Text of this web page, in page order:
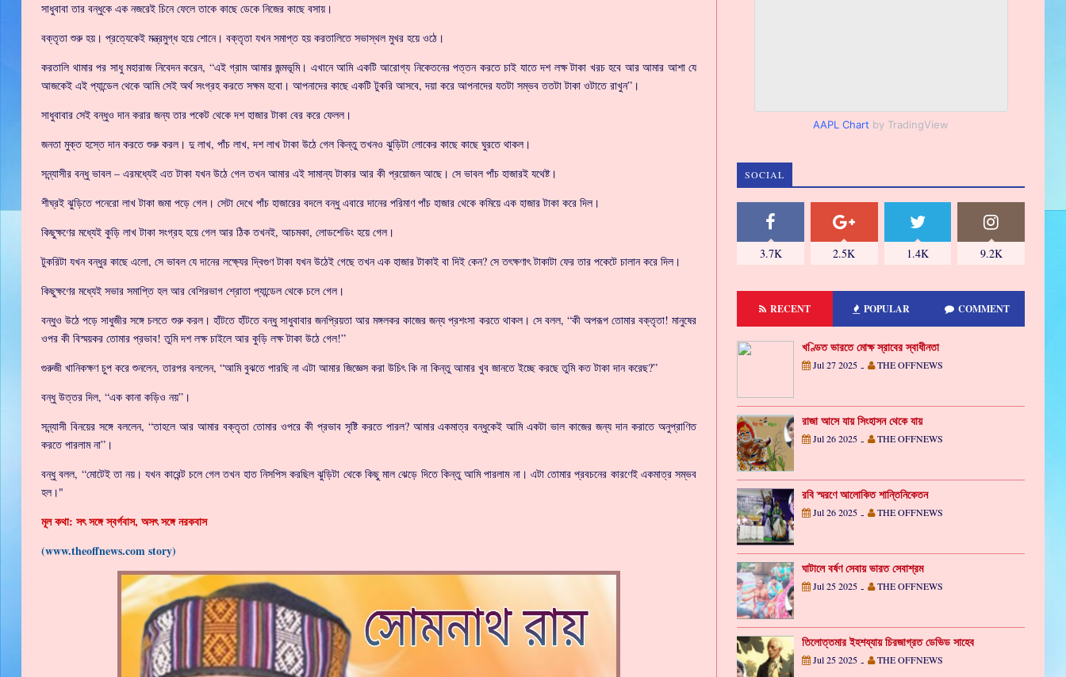
সাধুবাবা তার বন্ধুকে এক নজরেই চিনে ফেলে তাকে কাছে ডেকে নিজের কাছে বসায়।
বক্তৃতা শুরু হয়। প্রত্যেকেই মন্ত্রমুগ্ধ হয়ে শোনে। বক্তৃতা যখন সমাপ্ত হয় করতালিতে সভাস্থল মুখর হয়ে ওঠে।
করতালি থামার পর সাধু মহারাজ নিবেদন করেন, “এই গ্রাম আমার জন্মভূমি। এখানে আমি একটি আরোগ্য নিকেতনের পত্তন করতে চাই যাতে দশ লক্ষ টাকা খরচ হবে আর আমার আশা যে
আজকেই এই প্যান্ডেল থেকে আমি সেই অর্থ সংগ্রহ করতে সক্ষম হবো। আপনাদের কাছে একটি টুকরি আসবে, দয়া করে আপনাদের যতটা সম্ভব ততটা টাকা ওটাতে রাখুন”।
সাধুবাবার সেই বন্ধুও দান করার জন্য তার পকেট থেকে দশ হাজার টাকা বের করে ফেলল।
জনতা মুক্ত হস্তে দান করতে শুরু করল। দু লাখ, পাঁচ লাখ, দশ লাখ টাকা উঠে গেল কিন্তু তখনও ঝুড়িটা লোকের কাছে কাছে ঘুরতে থাকল।
সন্ন্যাসীর বন্ধু ভাবল – এরমধ্যেই এত টাকা যখন উঠে গেল তখন আমার এই সামান্য টাকার আর কী প্রয়োজন আছে। সে ভাবল পাঁচ হাজারই যথেষ্ট।
শীঘ্রই ঝুড়িতে পনেরো লাখ টাকা জমা পড়ে গেল। সেটা দেখে পাঁচ হাজারের বদলে বন্ধু এবারে দানের পরিমাণ পাঁচ হাজার থেকে কমিয়ে এক হাজার টাকা করে দিল।
কিছুক্ষণের মধ্যেই কুড়ি লাখ টাকা সংগ্রহ হয়ে গেল আর ঠিক তখনই, আচমকা, লোডশেডিং হয়ে গেল।
টুকরিটা যখন বন্ধুর কাছে এলো, সে ভাবল যে দানের লক্ষ্যের দ্বিগুণ টাকা যখন উঠেই গেছে তখন এক হাজার টাকাই বা দিই কেন? সে তৎক্ষণাৎ টাকাটা ফের তার পকেটে চালান করে দিল।
কিছুক্ষণের মধ্যেই সভার সমাপ্তি হল আর বেশিরভাগ শ্রোতা প্যান্ডেল থেকে চলে গেল।
বন্ধুও উঠে পড়ে সাধুজীর সঙ্গে চলতে শুরু করল। হাঁটতে হাঁটতে বন্ধু সাধুবাবার জনপ্রিয়তা আর মঙ্গলকর কাজের জন্য প্রশংসা করতে থাকল। সে বলল, “কী অপরূপ তোমার বক্তৃতা! মানুষের
ওপর কী বিস্ময়কর তোমার প্রভাব! তুমি দশ লক্ষ চাইলে আর কুড়ি লক্ষ টাকা উঠে গেল!”
গুরুজী খানিকক্ষণ চুপ করে শুনলেন, তারপর বললেন, “আমি বুঝতে পারছি না এটা আমার জিজ্ঞেস করা উচিৎ কি না কিন্তু আমার খুব জানতে ইচ্ছে করছে তুমি কত টাকা দান করেছ?”
বন্ধু উত্তর দিল, “এক কানা কড়িও নয়”।
সন্ন্যাসী বিনয়ের সঙ্গে বললেন, “তাহলে আর আমার বক্তৃতা তোমার ওপরে কী প্রভাব সৃষ্টি করতে পারল? আমার একমাত্র বন্ধুকেই আমি একটা ভাল কাজের জন্য দান করাতে অনুপ্রাণিত
করতে পারলাম না”।
বন্ধু বলল, “মোটেই তা নয়। যখন কারেন্ট চলে গেল তখন হাত নিসপিস করছিল ঝুড়িটা থেকে কিছু মাল ঝেড়ে দিতে কিন্তু আমি পারলাম না। এটা তোমার প্রবচনের কারণেই একমাত্র সম্ভব
হল।"
মূল কথা: সৎ সঙ্গে স্বর্গবাস, অসৎ সঙ্গে নরকবাস
(www.theoffnews.com story)
AAPL Chart by TradingView
SOCIAL
3.7K 2.5K 1.4K 9.2K
RECENT POPULAR COMMENT
খণ্ডিত ভারতে মোক্ষ স্রাবের স্বাধীনতা
Jul 27 2025 - THE OFFNEWS
রাজা আসে যায় সিংহাসন থেকে যায়
Jul 26 2025 - THE OFFNEWS
রবি স্মরণে আলোকিত শান্তিনিকেতন
Jul 26 2025 - THE OFFNEWS
ঘাটালে বর্ষণ সেবায় ভারত সেবাশ্রম
Jul 25 2025 - THE OFFNEWS
তিলোত্তমার ইহশয্যায় চিরজাগ্রত ডেভিড সাহেব
Jul 25 2025 - THE OFFNEWS